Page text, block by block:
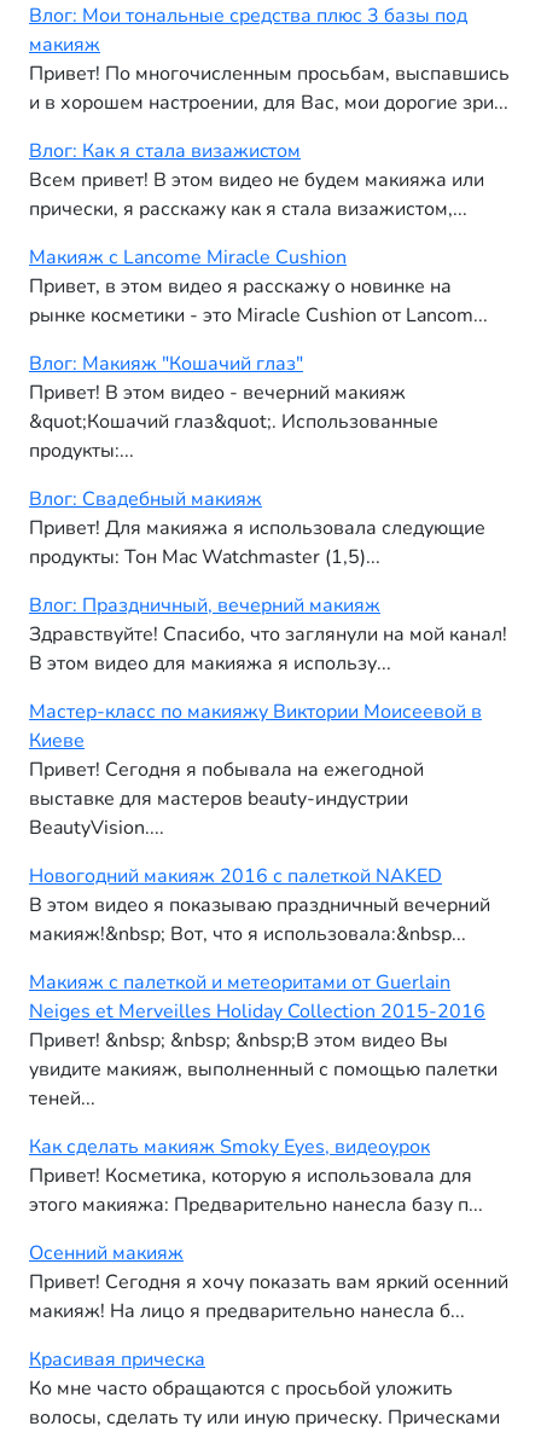
Влог: Мои тональные средства плюс 3 базы под
макияж
Привет! По многочисленным просьбам, выспавшись
и в хорошем настроении, для Вас, мои дорогие зри...
Влог: Как я стала визажиcтом
Всем привет! В этом видео не будем макияжа или
прически, я расскажу как я стала визажистом,...
Макияж с Lancome Miracle Cushion
Привет, в этом видео я расскажу о новинке на
рынке косметики - это Miracle Cushion от Lancom...
Влог: Макияж "Кошачий глаз"
Привет! В этом видео - вечерний макияж
&quot;Кошачий глаз&quot;. Использованные
продукты:...
Влог: Свадебный макияж
Привет! Для макияжа я использовала следующие
продукты: Тон Mac Watchmaster (1,5)...
Влог: Праздничный, вечерний макияж
Здравствуйте! Спасибо, что заглянули на мой канал!
В этом видео для макияжа я использу...
Мастер-класс по макияжу Виктории Моисеевой в
Киеве
Привет! Сегодня я побывала на ежегодной
выставке для мастеров beauty-индустрии
BeautyVision....
Новогодний макияж 2016 с палеткой NAKED
В этом видео я показываю праздничный вечерний
макияж!&nbsp; Вот, что я использовала:&nbsp...
Макияж с палеткой и метеоритами от Guerlain
Neiges et Merveilles Holiday Collection 2015-2016
Привет! &nbsp; &nbsp; &nbsp;В этом видео Вы
увидите макияж, выполненный с помощью палетки
теней...
Как сделать макияж Smoky Eyes, видеоурок
Привет! Косметика, которую я использовала для
этого макияжа: Предварительно нанесла базу п...
Осенний макияж
Привет! Сегодня я хочу показать вам яркий осенний
макияж! На лицо я предварительно нанесла б...
Красивая прическа
Ко мне часто обращаются с просьбой уложить
волосы, сделать ту или иную прическу. Прическами